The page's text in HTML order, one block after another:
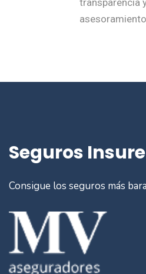
asesoramiento.
Seguros Insure
Consigue los seguros más